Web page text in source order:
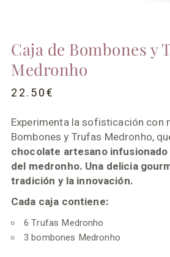
Caja de Bombones y
Medronho
22.50€
Experimenta la sofisticación con
Bombones y Trufas Medronho,
chocolate artesano
del medronho. Una delicia
tradición y la innovación.
Cada caja contiene:
6 Trufas Medronho
3 bombones Medronho